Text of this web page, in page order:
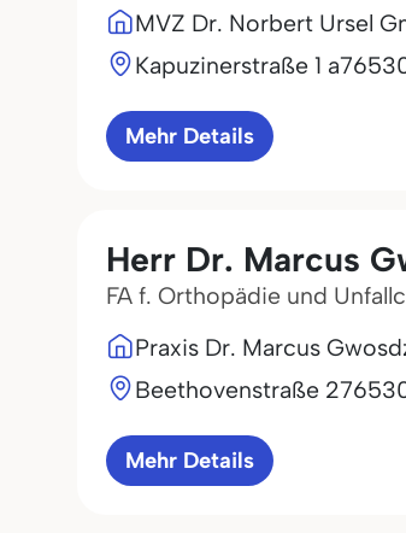
MVZ Dr. Norbert Ursel
Kapuzinerstraße 1 a
Mehr Details
Herr Dr. Marcus
FA f. Orthopädie und
Praxis Dr. Marcus
Beethovenstraße 2
Mehr Details